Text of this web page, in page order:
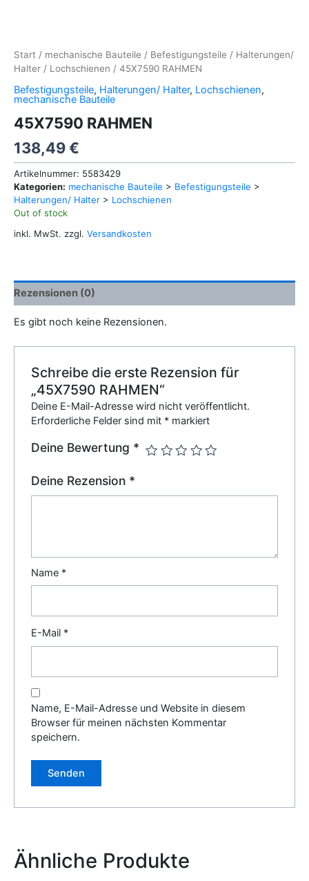
Start / mechanische Bauteile / Befestigungsteile / Halterungen/
Halter / Lochschienen / 45X7590 RAHMEN
Befestigungsteile, Halterungen/ Halter, Lochschienen,
mechanische Bauteile
45X7590 RAHMEN
138,49€
Artikelnummer: 5583429
Kategorien: mechanische Bauteile > Befestigungsteile >
Halterungen/ Halter > Lochschienen
Out of stock
inkl. MwSt. zzgl. Versandkosten
Rezensionen (0)
Es gibt noch keine Rezensionen.
Schreibe die erste Rezension für
„45X7590 RAHMEN“
Deine E-Mail-Adresse wird nicht veröffentlicht.
Erforderliche Felder sind mit * markiert
Deine Bewertung *
Deine Rezension *
Name *
E-Mail *
Name, E-Mail-Adresse und Website in diesem
Browser für meinen nächsten Kommentar
speichern.
Ähnliche Produkte